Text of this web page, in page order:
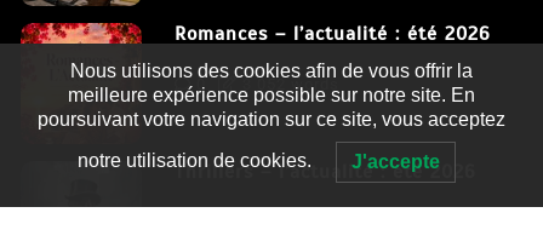
Romances – l’actualité : été 2026
0 3 052 words
Thrillers – l’actualité : été 2026
Nous utilisons des cookies afin de vous offrir la
meilleure expérience possible sur notre site. En
poursuivant votre navigation sur ce site, vous acceptez
notre utilisation de cookies. J'accepte